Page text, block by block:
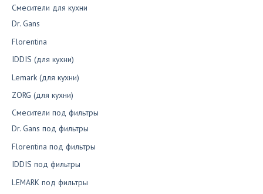
Смесители для кухни
Dr. Gans
Florentina
IDDIS (для кухни)
Lemark (для кухни)
ZORG (для кухни)
Смесители под фильтры
Dr. Gans под фильтры
Florentina под фильтры
IDDIS под фильтры
LEMARK под фильтры